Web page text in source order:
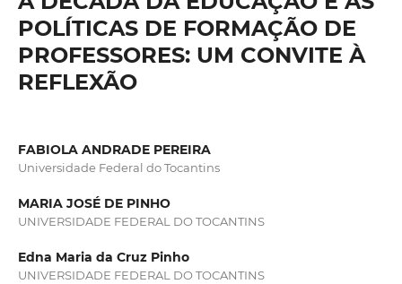
POLÍTICAS DE FORMAÇÃO DE
PROFESSORES: UM CONVITE À
REFLEXÃO
FABIOLA ANDRADE PEREIRA
Universidade Federal do Tocantins
MARIA JOSÉ DE PINHO
UNIVERSIDADE FEDERAL DO TOCANTINS
Edna Maria da Cruz Pinho
UNIVERSIDADE FEDERAL DO TOCANTINS